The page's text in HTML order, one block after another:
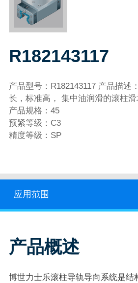
R182143117
产品型号：R182143117 产品描述
长，标准高， 集中油润滑的滚柱
产品规格：45
预紧等级：C3
精度等级：SP
应用范围
产品概述
博世力士乐滚柱导轨导向系统是结